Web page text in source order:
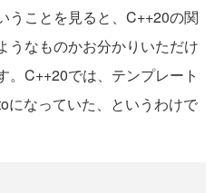
うことを見ると、C++20の関
うなものかお分かりいただけ
。C++20では、テンプレート
になっていた、というわけで